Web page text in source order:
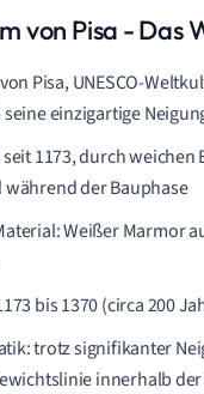
von Pisa - Das
Pisa, UNESCO-
einzigartige
1173, durch
der Bauphase
Weißer Marmor
bis 1370 (circa 200
trotz signifikanter
innerhalb